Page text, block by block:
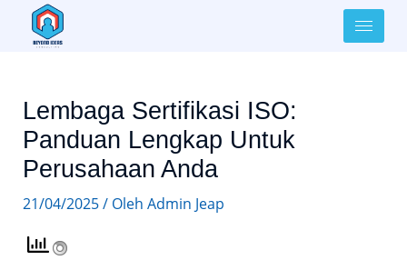
Lewati
Lembaga Sertifikasi ISO:
Panduan Lengkap Untuk
Perusahaan Anda
21/04/2025/ OlehAdmin Jeap